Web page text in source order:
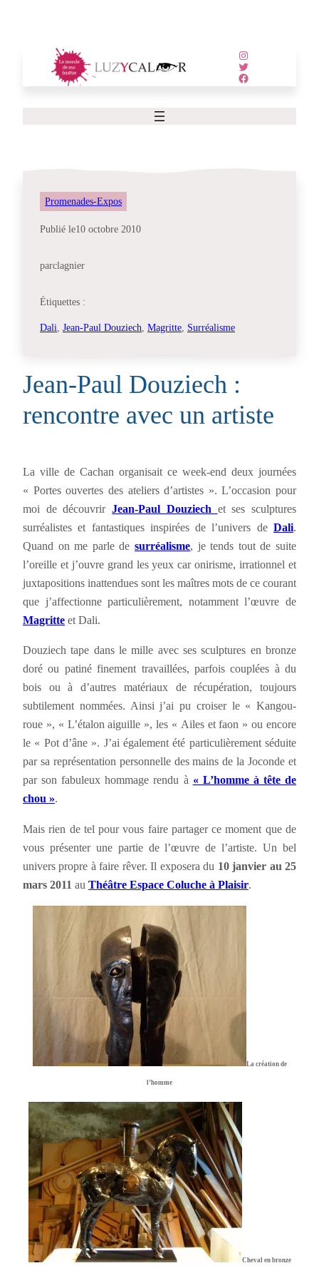
Instagram
Twitter
Facebook
Promenades-Expos
Publié le10 octobre 2010
parclagnier
Étiquettes :
Dali Jean-Paul Douziech Magritte Surréalisme
Jean-Paul Douziech :
rencontre avec un artiste
La ville de Cachan organisait ce week-end deux journées
« Portes ouvertes des ateliers d’artistes ». L’occasion pour
moi de découvrirJean-Paul Douziech et ses sculptures
surréalistes et fantastiques inspirées de l’univers de Dali.
Quand on me parle de surréalisme, je tends tout de suite
l’oreille et j’ouvre grand les yeux car onirisme, irrationnel et
juxtapositions inattendues sont les maîtres mots de ce courant
que j’affectionne particulièrement, notamment l’œuvre de
Magritte et Dali.
Douziech tape dans le mille avec ses sculptures en bronze
doré ou patiné finement travaillées, parfois couplées à du
bois ou à d’autres matériaux de récupération, toujours
subtilement nommées. Ainsi j’ai pu croiser le « Kangou-
roue », « L’étalon aiguille », les « Ailes et faon » ou encore
le « Pot d’âne ». J’ai également été particulièrement séduite
par sa représentation personnelle des mains de la Joconde et
par son fabuleux hommage rendu à « L’homme à tête de
chou ».
Mais rien de tel pour vous faire partager ce moment que de
vous présenter une partie de l’œuvre de l’artiste. Un bel
univers propre à faire rêver. Il exposera du 10 janvier au 25
mars 2011 au Théâtre Espace Coluche à Plaisir.
La création de
l’homme
Cheval en bronze